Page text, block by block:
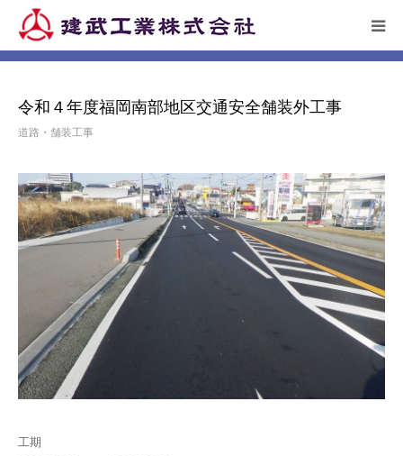
施工実績 道路・舗装工事
令和４年度福岡南部地区交通安全
舗装外工事…
令和４年度福岡南部地区交通安全舗装外工事
道路・舗装工事
工期
トピックス
企業情報
施工実績
リクルート
アクセス
お問い合わせ